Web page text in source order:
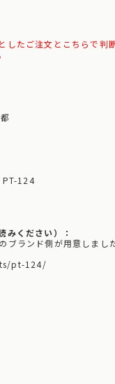
したご注文とこちらで判
PT-124
みください）：
ブランド側が用意しまし
pt-124/